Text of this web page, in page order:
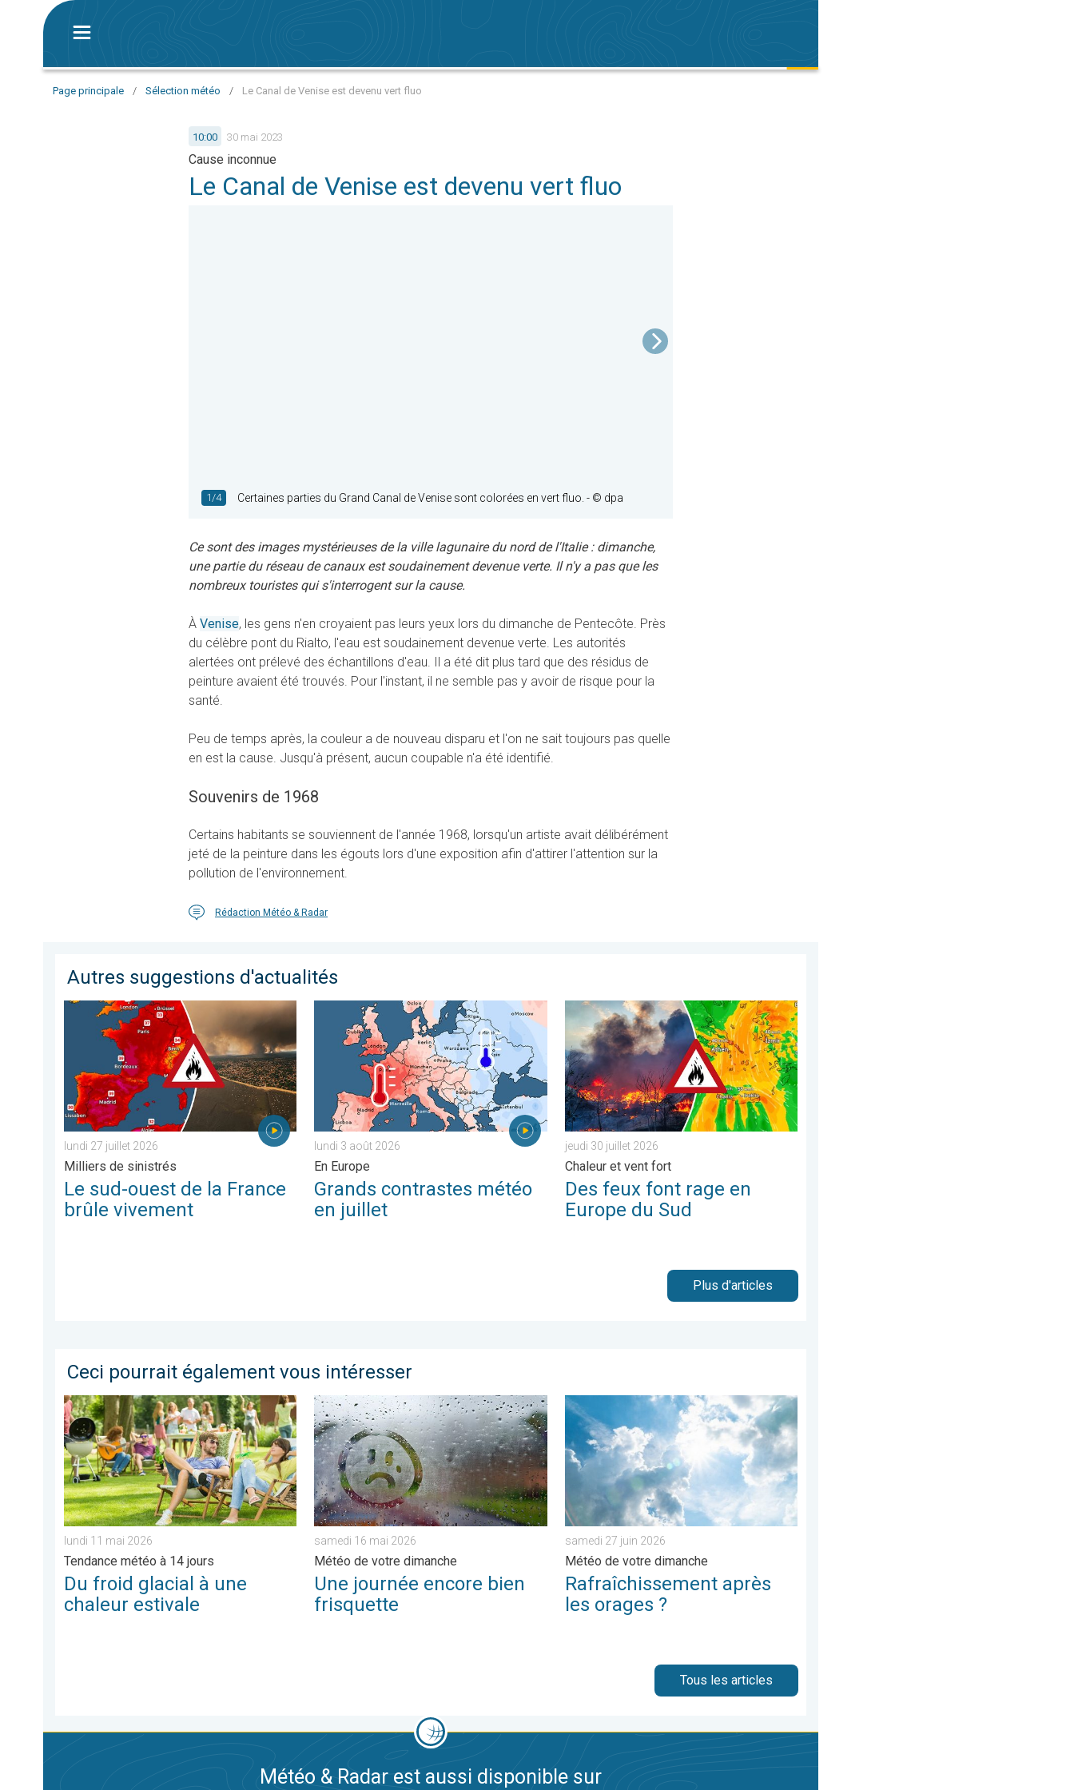
Page principale / Sélection météo / Le Canal de Venise est devenu vert fluo
10:00 30 mai 2023
Cause inconnue
Le Canal de Venise est devenu vert fluo
1/4 Certaines parties du Grand Canal de Venise sont colorées en vert fluo. - © dpa
Ce sont des images mystérieuses de la ville lagunaire du nord de l'Italie : dimanche,
une partie du réseau de canaux est soudainement devenue verte. Il n'y a pas que les
nombreux touristes qui s'interrogent sur la cause.
À Venise, les gens n'en croyaient pas leurs yeux lors du dimanche de Pentecôte. Près
du célèbre pont du Rialto, l'eau est soudainement devenue verte. Les autorités
alertées ont prélevé des échantillons d'eau. Il a été dit plus tard que des résidus de
peinture avaient été trouvés. Pour l'instant, il ne semble pas y avoir de risque pour la
santé.
Peu de temps après, la couleur a de nouveau disparu et l'on ne sait toujours pas quelle
en est la cause. Jusqu'à présent, aucun coupable n'a été identifié.
Souvenirs de 1968
Certains habitants se souviennent de l'année 1968, lorsqu'un artiste avait délibérément
jeté de la peinture dans les égouts lors d'une exposition afin d'attirer l'attention sur la
pollution de l'environnement.
Rédaction Météo & Radar
Autres suggestions d'actualités
Le sud-ouest de la France brûle vivement. Milliers de sinistrés. . . lundi 27 juillet 2026
lundi 27 juillet 2026
Milliers de sinistrés
Le sud-ouest de la France
brûle vivement
Grands contrastes météo en juillet. En Europe. . . lundi 3 août 2026
lundi 3 août 2026
En Europe
Grands contrastes météo
en juillet
Des feux font rage en Europe du Sud. Chaleur et vent fort. . . jeudi 30 juillet 2026
jeudi 30 juillet 2026
Chaleur et vent fort
Des feux font rage en
Europe du Sud
Plus d'articles
Ceci pourrait également vous intéresser
Du froid glacial à une chaleur estivale. Tendance météo à 14 jours. . . lundi 11 mai 2026
lundi 11 mai 2026
Tendance météo à 14 jours
Du froid glacial à une
chaleur estivale
Une journée encore bien frisquette. Météo de votre dimanche. . . samedi 16 mai 2026
samedi 16 mai 2026
Météo de votre dimanche
Une journée encore bien
frisquette
Rafraîchissement après les orages ?. Météo de votre dimanche. . . samedi 27 juin 2026
samedi 27 juin 2026
Météo de votre dimanche
Rafraîchissement après
les orages ?
Tous les articles
Météo & Radar est aussi disponible sur